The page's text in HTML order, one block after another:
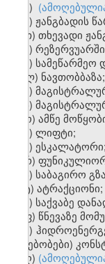
ვ)
ზ) ჟანგბადის
თ) თხევადი
ი)
კ)
ლ) ნავთობბაზა;
მ)
ნ)
ო) ამწე
პ) ლიფტი;
ჟ) ესკალატორი;
რ)
ს) საბაგირო
ტ) ატრაქციონი;
უ) საქვაბე
ფ) წნევაზე
ქ)
ნაგებობები)
ღ)